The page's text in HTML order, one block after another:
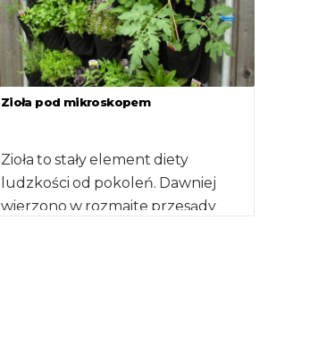
Zioła pod mikroskopem
Zioła to stały element diety
ludzkości od pokoleń. Dawniej
wierzono w rozmaite przesądy